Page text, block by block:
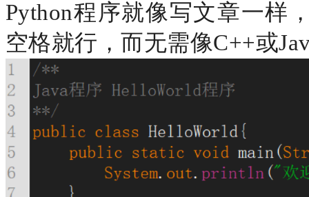
Python程序就像写文章一样
空格就行，而无需像C++或